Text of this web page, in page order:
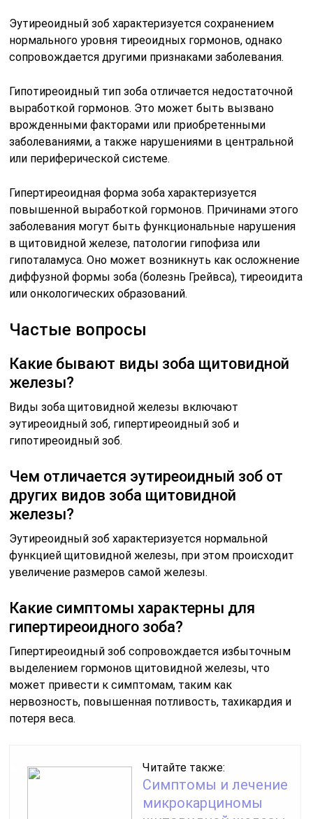
Эутиреоидный зоб характеризуется сохранением
нормального уровня тиреоидных гормонов, однако
сопровождается другими признаками заболевания.
Гипотиреоидный тип зоба отличается недостаточной
выработкой гормонов. Это может быть вызвано
врожденными факторами или приобретенными
заболеваниями, а также нарушениями в центральной
или периферической системе.
Гипертиреоидная форма зоба характеризуется
повышенной выработкой гормонов. Причинами этого
заболевания могут быть функциональные нарушения
в щитовидной железе, патологии гипофиза или
гипоталамуса. Оно может возникнуть как осложнение
диффузной формы зоба (болезнь Грейвса), тиреоидита
или онкологических образований.
Частые вопросы
Какие бывают виды зоба щитовидной
железы?
Виды зоба щитовидной железы включают
эутиреоидный зоб, гипертиреоидный зоб и
гипотиреоидный зоб.
Чем отличается эутиреоидный зоб от
других видов зоба щитовидной
железы?
Эутиреоидный зоб характеризуется нормальной
функцией щитовидной железы, при этом происходит
увеличение размеров самой железы.
Какие симптомы характерны для
гипертиреоидного зоба?
Гипертиреоидный зоб сопровождается избыточным
выделением гормонов щитовидной железы, что
может привести к симптомам, таким как
нервозность, повышенная потливость, тахикардия и
потеря веса.
Читайте также:
Симптомы и лечение
микрокарциномы